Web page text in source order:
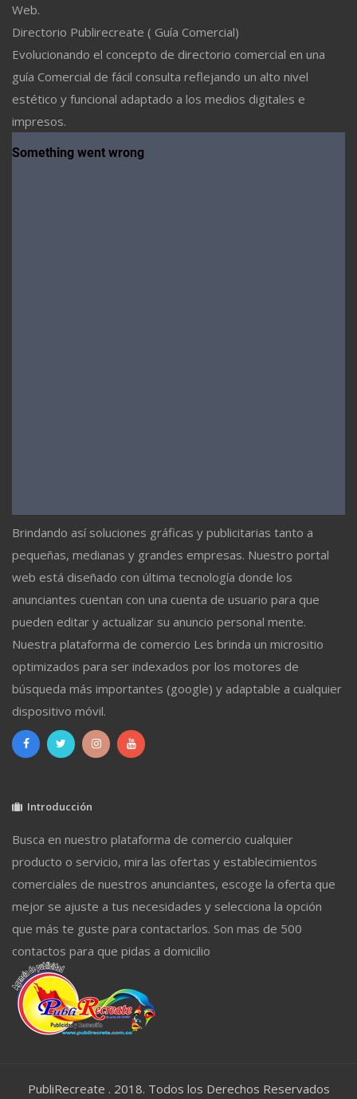
Web.
Directorio Publirecreate ( Guía Comercial)
Evolucionando el concepto de directorio comercial en una
guía Comercial de fácil consulta reflejando un alto nivel
estético y funcional adaptado a los medios digitales e
impresos.
Brindando así soluciones gráficas y publicitarias tanto a
pequeñas, medianas y grandes empresas. Nuestro portal
web está diseñado con última tecnología donde los
anunciantes cuentan con una cuenta de usuario para que
pueden editar y actualizar su anuncio personal mente.
Nuestra plataforma de comercio Les brinda un micrositio
optimizados para ser indexados por los motores de
búsqueda más importantes (google) y adaptable a cualquier
dispositivo móvil.
Introducción
Busca en nuestro plataforma de comercio cualquier
producto o servicio, mira las ofertas y establecimientos
comerciales de nuestros anunciantes, escoge la oferta que
mejor se ajuste a tus necesidades y selecciona la opción
que más te guste para contactarlos. Son mas de 500
contactos para que pidas a domicilio
PubliRecreate . 2018. Todos los Derechos Reservados